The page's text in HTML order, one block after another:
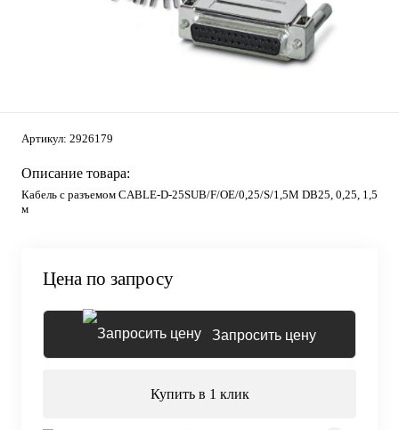
Артикул: 2926179
Описание товара:
Кабель с разъемом CABLE-D-25SUB/F/OE/0,25/S/1,5M DB25, 0,25, 1,5
м
Цена по запросу
Запросить цену
Купить в 1 клик